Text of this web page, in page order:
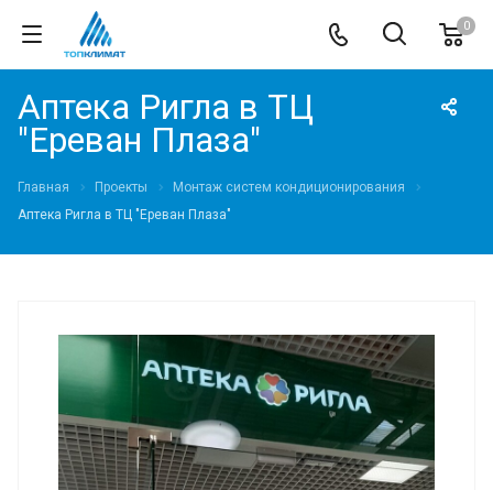
0
Аптека Ригла в ТЦ
"Ереван Плаза"
Главная Проекты
Монтаж систем кондиционирования
Аптека Ригла в ТЦ "Ереван Плаза"